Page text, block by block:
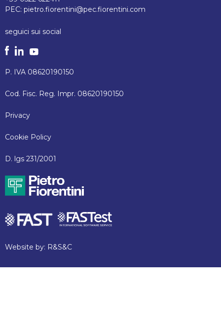
PEC: pietro.fiorentini@pec.fiorentini.com
seguici sui social
P. IVA 08620190150
Cod. Fisc. Reg. Impr. 08620190150
Privacy
Cookie Policy
D. lgs 231/2001
Website by: R&S&C